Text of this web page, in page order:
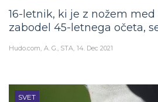
16-letnik, ki je z nožem
zabodel 45-letnega očeta,
Hudo.com A. G., STA 14. Dec 2021
SVET